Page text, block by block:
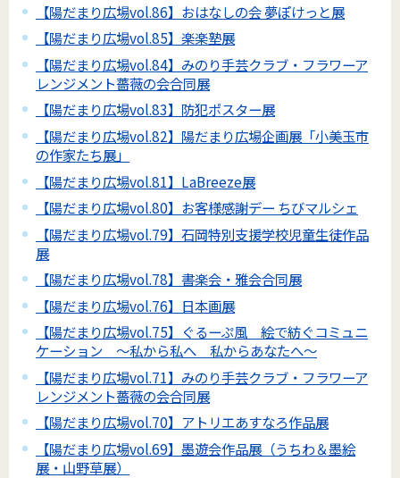
【陽だまり広場vol.86】おはなしの会 夢ぽけっと展
【陽だまり広場vol.85】楽楽塾展
【陽だまり広場vol.84】みのり手芸クラブ・フラワーア
レンジメント薔薇の会合同展
【陽だまり広場vol.83】防犯ポスター展
【陽だまり広場vol.82】陽だまり広場企画展「小美玉市
の作家たち展」
【陽だまり広場vol.81】LaBreeze展
【陽だまり広場vol.80】お客様感謝デー ちびマルシェ
【陽だまり広場vol.79】石岡特別支援学校児童生徒作品
展
【陽だまり広場vol.78】書楽会・雅会合同展
【陽だまり広場vol.76】日本画展
【陽だまり広場vol.75】ぐるーぷ風 絵で紡ぐコミュニ
ケーション ～私から私へ 私からあなたへ～
【陽だまり広場vol.71】みのり手芸クラブ・フラワーア
レンジメント薔薇の会合同展
【陽だまり広場vol.70】アトリエあすなろ作品展
【陽だまり広場vol.69】墨遊会作品展（うちわ＆墨絵
展・山野草展）